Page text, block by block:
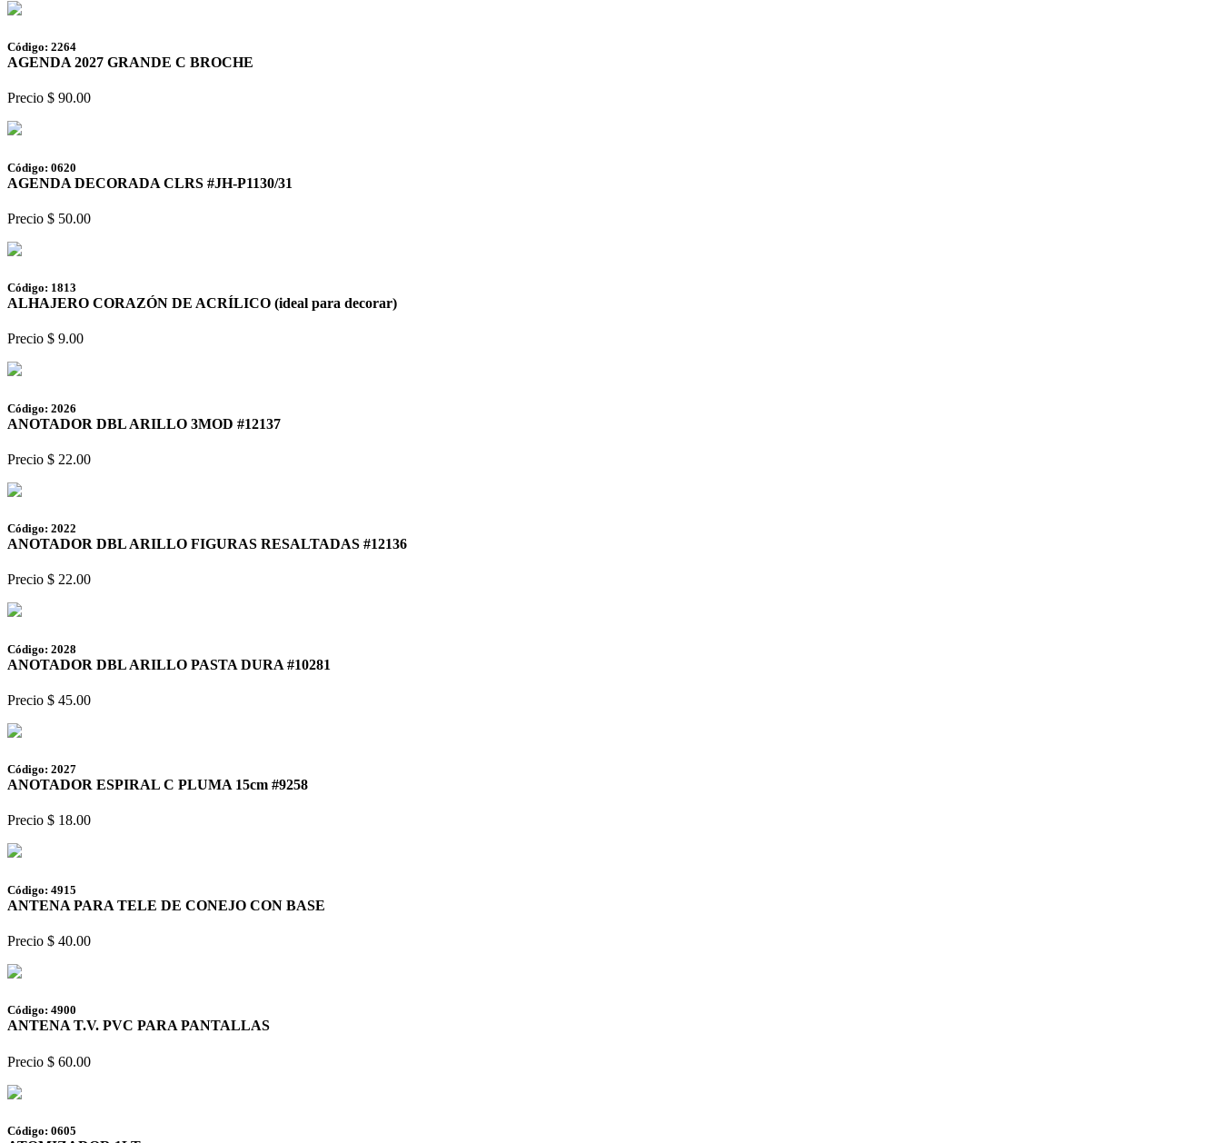
Código: 2264
AGENDA 2027 GRANDE C BROCHE
Precio $ 90.00
Código: 0620
AGENDA DECORADA CLRS #JH-P1130/31
Precio $ 50.00
Código: 1813
ALHAJERO CORAZÓN DE ACRÍLICO (ideal para decorar)
Precio $ 9.00
Código: 2026
ANOTADOR DBL ARILLO 3MOD #12137
Precio $ 22.00
Código: 2022
ANOTADOR DBL ARILLO FIGURAS RESALTADAS #12136
Precio $ 22.00
Código: 2028
ANOTADOR DBL ARILLO PASTA DURA #10281
Precio $ 45.00
Código: 2027
ANOTADOR ESPIRAL C PLUMA 15cm #9258
Precio $ 18.00
Código: 4915
ANTENA PARA TELE DE CONEJO CON BASE
Precio $ 40.00
Código: 4900
ANTENA T.V. PVC PARA PANTALLAS
Precio $ 60.00
Código: 0605